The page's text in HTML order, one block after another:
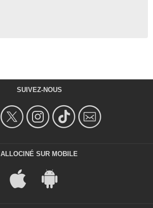
SUIVEZ-NOUS
ALLOCINÉ SUR MOBILE